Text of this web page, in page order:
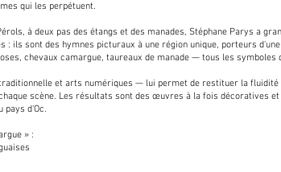
qui les perpétuent.
à deux pas des étangs et des manades, Stéphane Parys a
: ils sont des hymnes picturaux à une région unique, porteurs
chevaux camargue, taureaux de manade — tous les
et arts numériques — lui permet de restituer la
scène. Les résultats sont des œuvres à la fois décoratives
pays d'Oc.
» :